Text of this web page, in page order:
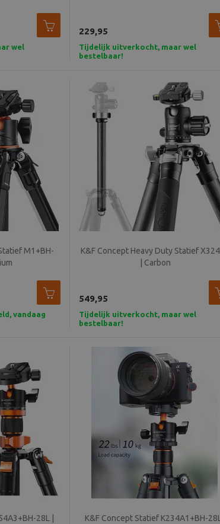
wel
229,95
Tijdelijk uitverkocht, maar wel
bestelbaar!
M1+BH-
vandaag
K&F Concept Heavy Duty Statief
| Carbon
549,95
Tijdelijk uitverkocht, maar wel
bestelbaar!
28L |
K&F Concept Statief K234A1+BH-28L